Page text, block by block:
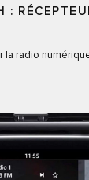
:
la radio